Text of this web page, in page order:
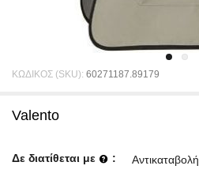
ΚΩΔΙΚΟΣ (SKU): 60271187.89179
Valento
Δε διατίθεται με : Αντικαταβολή